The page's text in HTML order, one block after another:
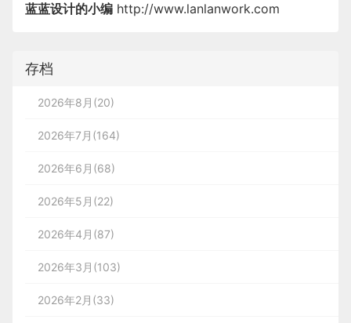
蓝蓝设计的小编 http://www.lanlanwork.com
存档
2026年8月(20)
2026年7月(164)
2026年6月(68)
2026年5月(22)
2026年4月(87)
2026年3月(103)
2026年2月(33)